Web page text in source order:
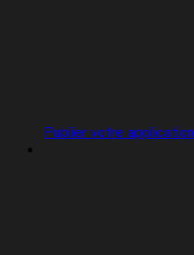
Publier votre application